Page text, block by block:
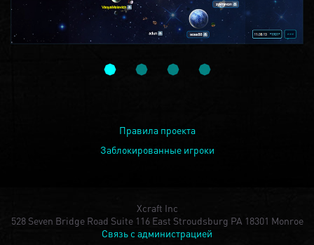
Правила проекта
Заблокированные игроки
Xcraft Inc
528 Seven Bridge Road Suite 116 East Stroudsburg PA 18301 Monroe
Связь с администрацией